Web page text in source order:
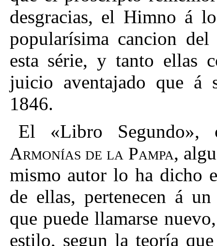
desgracias, el Himno á
popularísima cancion
esta série, y tanto ellas
juicio aventajado que á
1846.
El «Libro Segundo»,
Armonías de la Pampa,
mismo autor lo ha dicho
de ellas, pertenecen á
que puede llamarse
estilo, segun la teoría